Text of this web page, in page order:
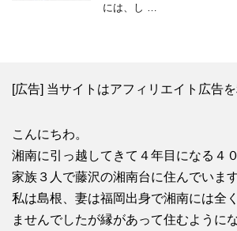
には、し …
[広告] 当サイトはアフィリエイト広告を
こんにちわ。
湘南に引っ越してきて４年目になる４
家族３人で藤沢の湘南台に住んでいます
私は島根、妻は福岡出身で湘南には全
ませんでしたが縁があって住むように